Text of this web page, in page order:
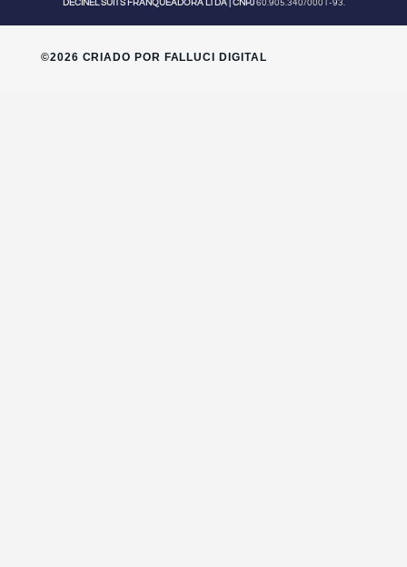
DECINEL SUITS FRANQUEADORA LTDA | CNPJ60.905.340/0001-93.
©2026 CRIADO POR FALLUCI DIGITAL